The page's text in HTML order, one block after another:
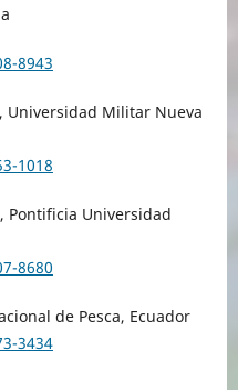
8943
Universidad Militar Nueva
1018
Pontificia Universidad
8680
de Pesca, Ecuador
3434